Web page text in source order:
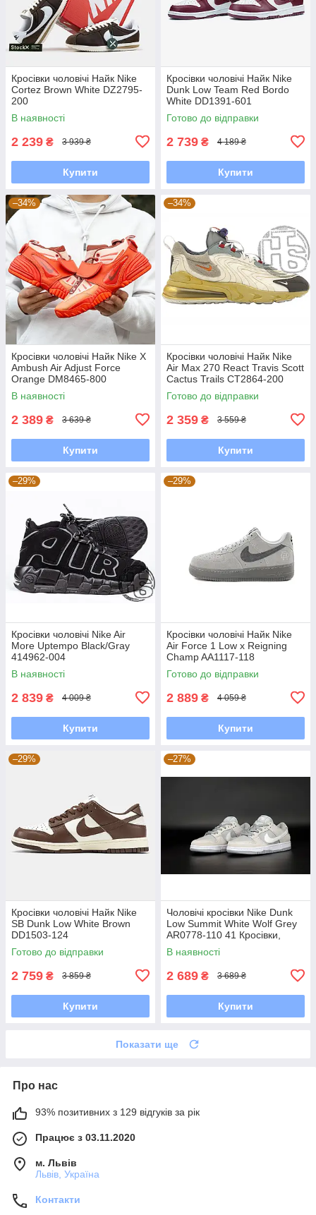
Кросівки чоловічі Найк Nike
Cortez Brown White DZ2795-
200
В наявності
2 239 ₴ 3 939 ₴
Купити
Кросівки чоловічі Найк Nike
Dunk Low Team Red Bordo
White DD1391-601
Готово до відправки
2 739 ₴ 4 189 ₴
Купити
–34%
Кросівки чоловічі Найк Nike X
Ambush Air Adjust Force
Orange DM8465-800
В наявності
2 389 ₴ 3 639 ₴
Купити
–34%
Кросівки чоловічі Найк Nike
Air Max 270 React Travis Scott
Cactus Trails CT2864-200
Готово до відправки
2 359 ₴ 3 559 ₴
Купити
–29%
Кросівки чоловічі Nike Air
More Uptempo Black/Gray
414962-004
В наявності
2 839 ₴ 4 009 ₴
Купити
–29%
Кросівки чоловічі Найк Nike
Air Force 1 Low x Reigning
Champ AA1117-118
Готово до відправки
2 889 ₴ 4 059 ₴
Купити
–29%
Кросівки чоловічі Найк Nike
SB Dunk Low White Brown
DD1503-124
Готово до відправки
2 759 ₴ 3 859 ₴
Купити
–27%
Чоловічі кросівки Nike Dunk
Low Summit White Wolf Grey
AR0778-110 41 Кросівки,
Текстильна, Шнурівка, Товста
підошва, Замша,
В наявності
2 689 ₴ 3 689 ₴
Купити
Показати ще
Про нас
93% позитивних з 129 відгуків за рік
Працює з 03.11.2020
м. Львів
Львів, Україна
Контакти